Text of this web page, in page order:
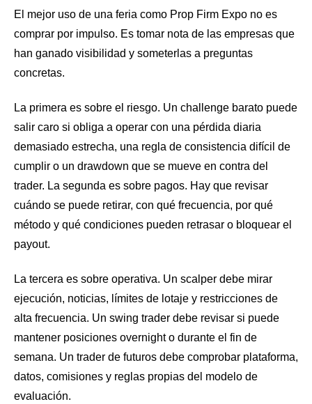
El mejor uso de una feria como Prop Firm Expo no es
comprar por impulso. Es tomar nota de las empresas que
han ganado visibilidad y someterlas a preguntas
concretas.
La primera es sobre el riesgo. Un challenge barato puede
salir caro si obliga a operar con una pérdida diaria
demasiado estrecha, una regla de consistencia difícil de
cumplir o un drawdown que se mueve en contra del
trader. La segunda es sobre pagos. Hay que revisar
cuándo se puede retirar, con qué frecuencia, por qué
método y qué condiciones pueden retrasar o bloquear el
payout.
La tercera es sobre operativa. Un scalper debe mirar
ejecución, noticias, límites de lotaje y restricciones de
alta frecuencia. Un swing trader debe revisar si puede
mantener posiciones overnight o durante el fin de
semana. Un trader de futuros debe comprobar plataforma,
datos, comisiones y reglas propias del modelo de
evaluación.